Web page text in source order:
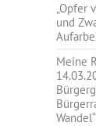
„Opfer
und
Meine
Wandel“